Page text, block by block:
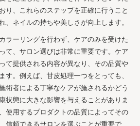
り、これらのステップを正確に行うこと
、ネイルの持ちや美しさが向上します。
ラーリングを行わず、ケアのみを受けた
て、サロン選びは非常に重要です。ケア
て提供される内容が異なり、その品質や
す。例えば、甘皮処理一つをとっても、
術者による丁寧なケアが施されるかどう
状態に大きな影響を与えることがありま
使用するプロダクトの品質によってその
信頼できるサロンを選ぶことが重要で